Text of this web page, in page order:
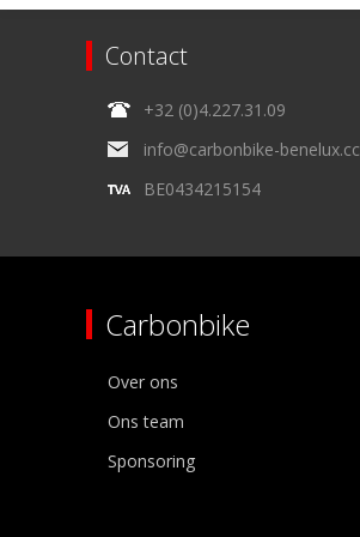
Contact
+32 (0)4.227.31.09
info@carbonbike-benelux.cc
BE0434215154
Carbonbike
Over ons
Ons team
Sponsoring